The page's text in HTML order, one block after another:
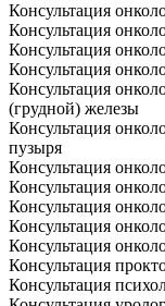
Консультация
Консультация
Консультация
Консультация
Консультация
(грудной) железы
Консультация
пузыря
Консультация
Консультация
Консультация
Консультация
Консультация
Консультация
Консультация